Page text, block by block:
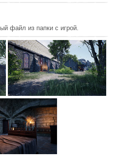
файл из папки с игрой.